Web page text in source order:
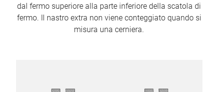
dal fermo superiore alla parte inferiore della scatola di
fermo. Il nastro extra non viene conteggiato quando si
misura una cerniera.